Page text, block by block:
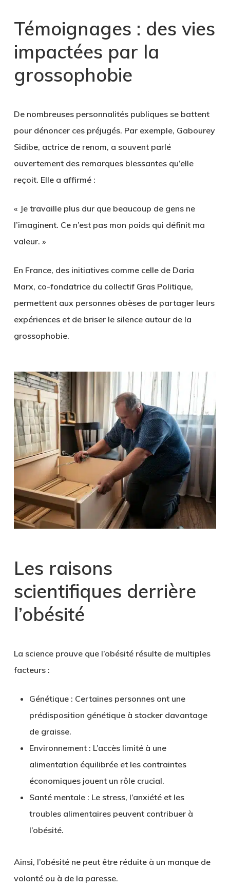
Témoignages : des vies
impactées par la
grossophobie
De nombreuses personnalités publiques se battent
pour dénoncer ces préjugés. Par exemple, Gabourey
Sidibe, actrice de renom, a souvent parlé
ouvertement des remarques blessantes qu’elle
reçoit. Elle a affirmé :
« Je travaille plus dur que beaucoup de gens ne
l’imaginent. Ce n’est pas mon poids qui définit ma
valeur. »
En France, des initiatives comme celle de Daria
Marx, co-fondatrice du collectif Gras Politique,
permettent aux personnes obèses de partager leurs
expériences et de briser le silence autour de la
grossophobie.
Les raisons
scientifiques derrière
l’obésité
La science prouve que l’obésité résulte de multiples
facteurs :
Génétique : Certaines personnes ont une
prédisposition génétique à stocker davantage
de graisse.
Environnement : L’accès limité à une
alimentation équilibrée et les contraintes
économiques jouent un rôle crucial.
Santé mentale : Le stress, l’anxiété et les
troubles alimentaires peuvent contribuer à
l’obésité.
Ainsi, l’obésité ne peut être réduite à un manque de
volonté ou à de la paresse.